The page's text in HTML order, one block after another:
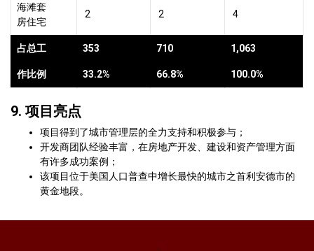
海滩套
房住宅
2 2 4
占总工
作比例
353
33.2%
710
66.8%
1,063
100.0%
9. 项目亮点
项目得到了城市管理层的全力支持和积极参与；
开发商团队经验丰富，在房地产开发、建设和资产管理方面
有许多成功案例；
该项目位于美国人口普查中增长最快的城市之首利安德市的
黄金地段。